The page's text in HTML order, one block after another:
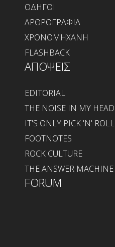
ΟΔΗΓΟΙ
ΑΡΘΡΟΓΡΑΦΙΑ
ΧΡΟΝΟΜΗΧΑΝΗ
FLASHBACK
ΑΠΟΨΕΙΣ
EDITORIAL
THE NOISE IN MY HEAD
IT'S ONLY PICK 'N' ROLL
FOOTNOTES
ROCK CULTURE
THE ANSWER MACHINE
FORUM